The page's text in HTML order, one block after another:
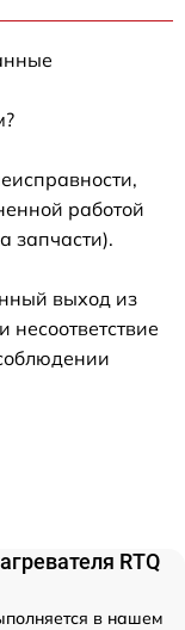
работой
запчасти).
выход из
несоответствие
RTQ
в нашем